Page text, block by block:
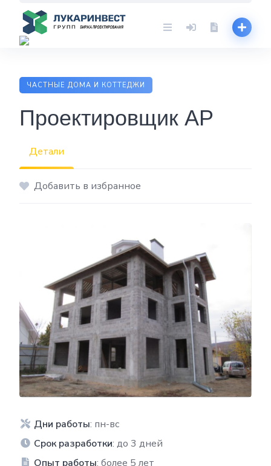
content
ЧАСТНЫЕ ДОМА И КОТТЕДЖИ
Проектировщик АР
Детали
Добавить в избранное
Дни работы: пн-вс
Срок разработки: до 3 дней
Опыт работы: более 5 лет